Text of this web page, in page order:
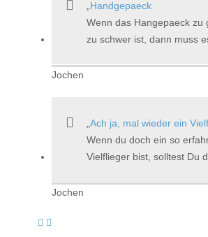
Handgepaeck
Wenn das Hangepaeck zu
zu schwer ist, dann muss
Jochen
Ach ja, mal wieder ein
Wenn du doch ein so
Vielflieger bist, solltest Du
Jochen